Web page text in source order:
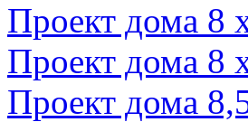
Проект дома 8
Проект дома 8
Проект дома